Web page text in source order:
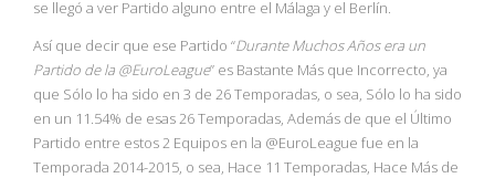
se llegó a ver Partido alguno entre el Málaga y el Berlín.
Así que decir que ese Partido “Durante Muchos Años era un
Partido de la @EuroLeague” es Bastante Más que Incorrecto, ya
que Sólo lo ha sido en 3 de 26 Temporadas, o sea, Sólo lo ha sido
en un 11.54% de esas 26 Temporadas, Además de que el Último
Partido entre estos 2 Equipos en la @EuroLeague fue en la
Temporada 2014-2015, o sea, Hace 11 Temporadas, Hace Más de